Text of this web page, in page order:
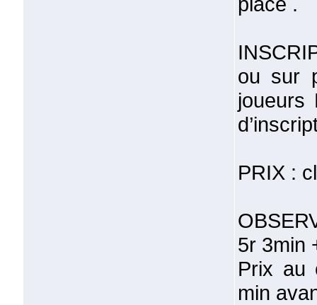
ou sur
joueurs
PRIX :
5r 3min
Prix au
min